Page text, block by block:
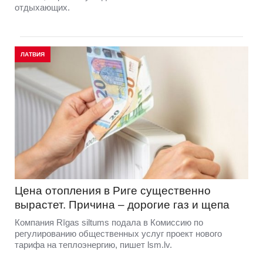
отдыхающих.
ЛАТВИЯ
Цена отопления в Риге существенно
вырастет. Причина – дорогие газ и щепа
Компания Rīgas siltums подала в Комиссию по
регулированию общественных услуг проект нового
тарифа на теплоэнергию, пишет lsm.lv.